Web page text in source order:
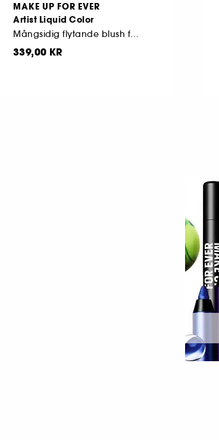
MAKE UP FOR EVER
Artist Liquid Color
Mångsidig flytande blush för kinder, läppar och ögon
339,00 KR